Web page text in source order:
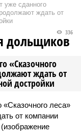
уже сданного
ждать от
«Сказочного
ждать от
достройки
336
дольщиков